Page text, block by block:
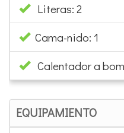
Literas: 2
Cama-nido: 1
Calentador a
EQUIPAMIENTO